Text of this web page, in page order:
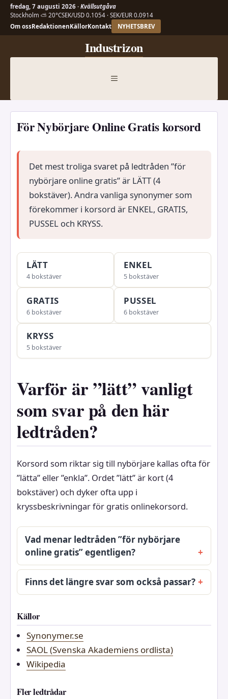
fredag, 7 augusti 2026 · Kvällsutgåva
Stockholm ⛅ 20°CSEK/USD 0.1054 · SEK/EUR 0.0914
Om ossRedaktionenKällorKontakt NYHETSBREV
Industrizon
MENY
För Nybörjare Online Gratis korsord
Det mest troliga svaret på ledtråden ”för
nybörjare online gratis” är LÄTT (4
bokstäver). Andra vanliga synonymer som
förekommer i korsord är ENKEL, GRATIS,
PUSSEL och KRYSS.
LÄTT
4 bokstäver
ENKEL
5 bokstäver
GRATIS
6 bokstäver
PUSSEL
6 bokstäver
KRYSS
5 bokstäver
Varför är ”lätt” vanligt
som svar på den här
ledtråden?
Korsord som riktar sig till nybörjare kallas ofta för
”lätta” eller ”enkla”. Ordet ”lätt” är kort (4
bokstäver) och dyker ofta upp i
kryssbeskrivningar för gratis onlinekorsord.
Vad menar ledtråden ”för nybörjare
online gratis” egentligen?
Finns det längre svar som också passar?
Källor
Synonymer.se
SAOL (Svenska Akademiens ordlista)
Wikipedia
Fler ledtrådar